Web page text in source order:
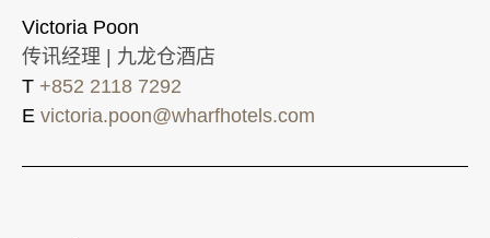
Victoria Poon
传讯经理 | 九龙仓酒店
T +852 2118 7292
E victoria.poon@wharfhotels.com